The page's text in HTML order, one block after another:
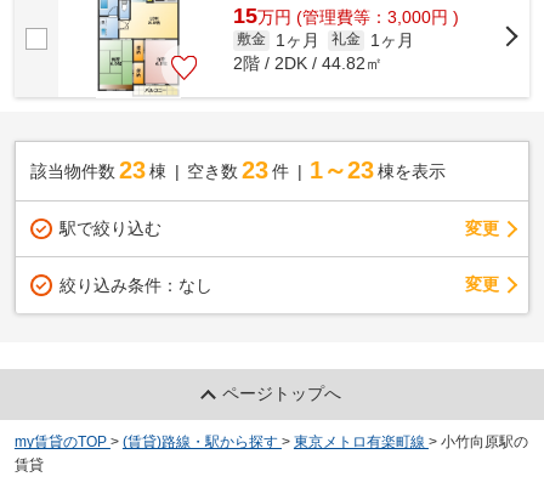
15万円 (管理費等：3,000円 )
敷金 1ヶ月 礼金
1ヶ月
2階 / 2DK / 44.82㎡
該当物件数 23棟 空き数 23 件 1～23 棟を表示
駅で絞り込む 変更
絞り込み条件： なし 変更
ページトップへ
my賃貸のTOP > (賃貸)路線・駅から探す > 東京メトロ有楽町線 > 小竹向原駅の
賃貸